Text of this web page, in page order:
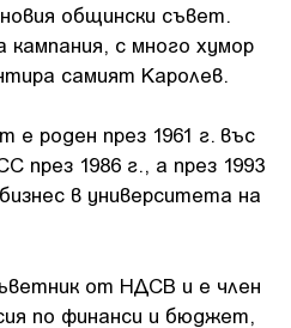
общински съвет.
кампания, с много хумор
самият Каролев.
роден през 1961 г. въс
през 1986 г., а през 1993
в университета на
от НДСВ и е член
по финанси и бюджет,